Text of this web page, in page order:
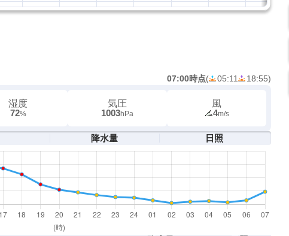
07:00時点( 05:11 18:55)
湿度
72%
気圧
1003hPa
風
4m/s
降水量 日照